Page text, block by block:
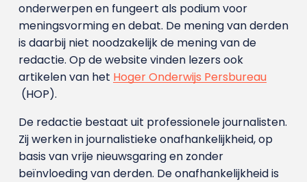
onderwerpen en fungeert als podium voor
meningsvorming en debat. De mening van derden
is daarbij niet noodzakelijk de mening van de
redactie. Op de website vinden lezers ook
artikelen van het Hoger Onderwijs Persbureau
(HOP).
De redactie bestaat uit professionele journalisten.
Zij werken in journalistieke onafhankelijkheid, op
basis van vrije nieuwsgaring en zonder
beïnvloeding van derden. De onafhankelijkheid is